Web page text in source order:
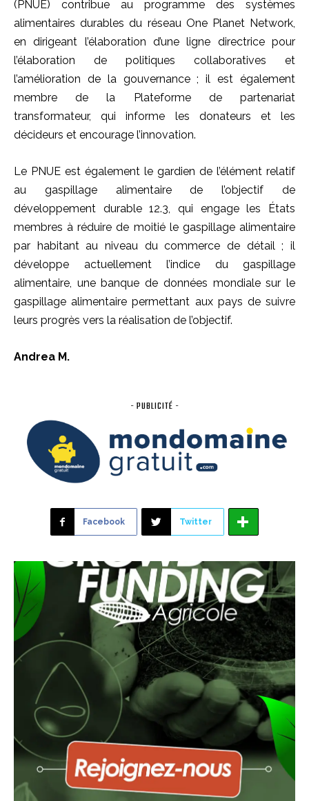
(PNUE) contribue au programme des systèmes
alimentaires durables du réseau One Planet Network,
en dirigeant l’élaboration d’une ligne directrice pour
l’élaboration de politiques collaboratives et
l’amélioration de la gouvernance ; il est également
membre de la Plateforme de partenariat
transformateur, qui informe les donateurs et les
décideurs et encourage l’innovation.
Le PNUE est également le gardien de l’élément relatif
au gaspillage alimentaire de l’objectif de
développement durable 12.3, qui engage les États
membres à réduire de moitié le gaspillage alimentaire
par habitant au niveau du commerce de détail ; il
développe actuellement l’indice du gaspillage
alimentaire, une banque de données mondiale sur le
gaspillage alimentaire permettant aux pays de suivre
leurs progrès vers la réalisation de l’objectif.
Andrea M.
- PUBLICITÉ -
Facebook Twitter